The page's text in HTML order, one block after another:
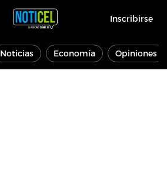
Inscribirse
Noticias Economía Opiniones